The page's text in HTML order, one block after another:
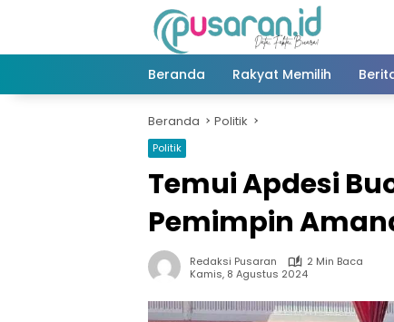
Beranda Rakyat Memilih
Beranda Politik
Politik
Temui Apdesi
Pemimpin
Redaksi Pusaran
2 Min Baca
Kamis, 8 Agustus 2024